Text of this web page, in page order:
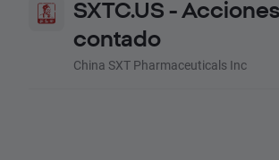
SXTC.US -
contado
China SXT Pharmaceuticals Inc